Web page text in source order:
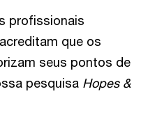
profissionais
que os
seus pontos de
pesquisa Hopes &